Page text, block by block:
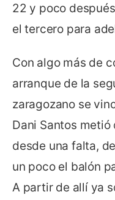
22 y poco
el tercero para
Con algo más de
arranque de la
zaragozano se
Dani Santos
desde una falta,
un poco el balón
A partir de allí ya